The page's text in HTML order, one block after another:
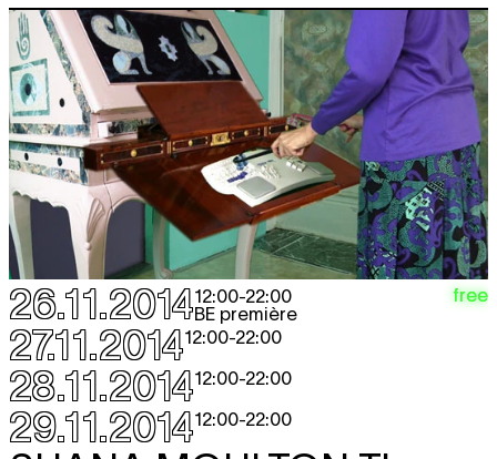
26.11.201412:00-22:00
BE première
27.11.201412:00-22:00
28.11.201412:00-22:00
29.11.201412:00-22:00
free